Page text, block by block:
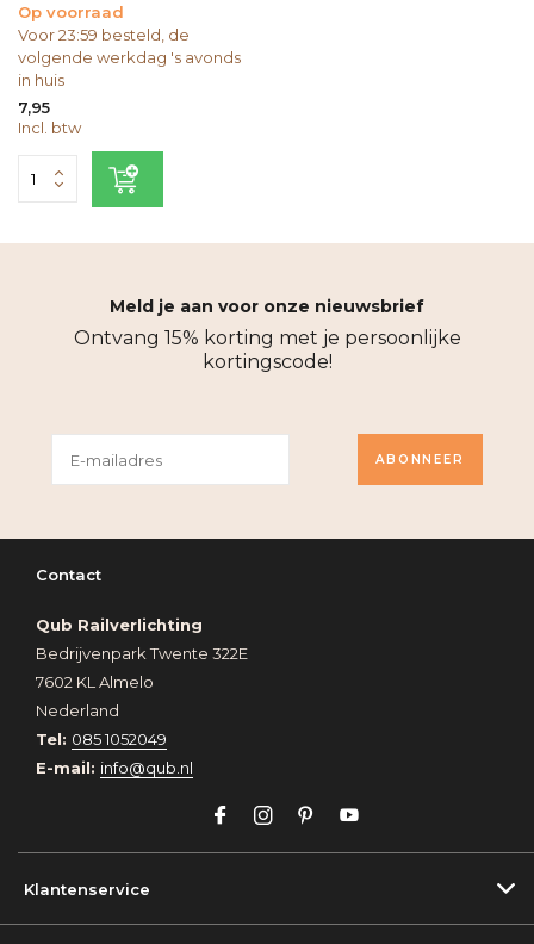
Op voorraad
Voor 23:59 besteld, de
volgende werkdag 's avonds
in huis
7,95
Incl. btw
Meld je aan voor onze nieuwsbrief
Ontvang 15% korting met je persoonlijke
kortingscode!
ABONNEER
Contact
Qub Railverlichting
Bedrijvenpark Twente 322E
7602 KL Almelo
Nederland
Tel: 085 1052049
E-mail: info@qub.nl
Klantenservice